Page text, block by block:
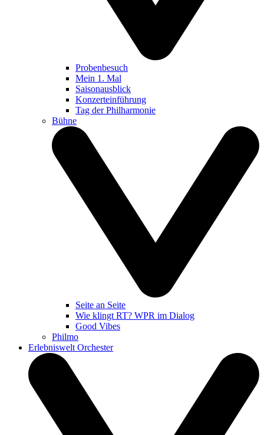
Probenbesuch
Mein 1. Mal
Saisonausblick
Konzerteinführung
Tag der Philharmonie
Bühne
Seite an Seite
Wie klingt RT? WPR im Dialog
Good Vibes
Philmo
Erlebniswelt Orchester